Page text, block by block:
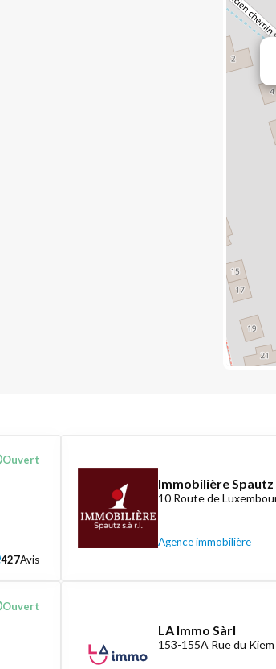
Ouvert
427Avis
Immobilière Spautz
10 Route de
Agence immobilière
Ouvert
LA Immo Sàrl
153-155A Rue du